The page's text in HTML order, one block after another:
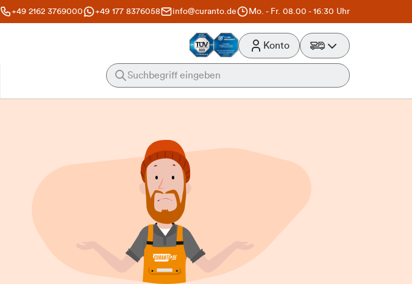
+49 2162 3769000 +49 177 8376058 info@curanto.de Mo. - Fr. 08.00 - 16:30 Uhr
Konto